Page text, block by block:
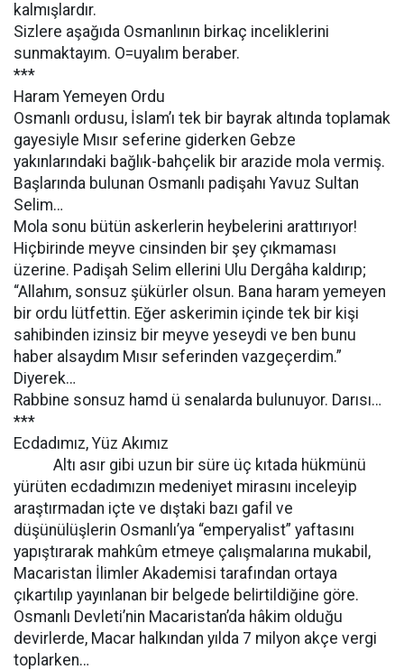
kalmışlardır.
Sizlere aşağıda Osmanlının birkaç inceliklerini
sunmaktayım. O=uyalım beraber.
***
Haram Yemeyen Ordu
Osmanlı ordusu, İslam’ı tek bir bayrak altında toplamak
gayesiyle Mısır seferine giderken Gebze
yakınlarındaki bağlık-bahçelik bir arazide mola vermiş.
Başlarında bulunan Osmanlı padişahı Yavuz Sultan
Selim…
Mola sonu bütün askerlerin heybelerini arattırıyor!
Hiçbirinde meyve cinsinden bir şey çıkmaması
üzerine. Padişah Selim ellerini Ulu Dergâha kaldırıp;
“Allahım, sonsuz şükürler olsun. Bana haram yemeyen
bir ordu lütfettin. Eğer askerimin içinde tek bir kişi
sahibinden izinsiz bir meyve yeseydi ve ben bunu
haber alsaydım Mısır seferinden vazgeçerdim.”
Diyerek…
Rabbine sonsuz hamd ü senalarda bulunuyor. Darısı…
***
Ecdadımız, Yüz Akımız
Altı asır gibi uzun bir süre üç kıtada hükmünü
yürüten ecdadımızın medeniyet mirasını inceleyip
araştırmadan içte ve dıştaki bazı gafil ve
düşünülüşlerin Osmanlı’ya “emperyalist” yaftasını
yapıştırarak mahkûm etmeye çalışmalarına mukabil,
Macaristan İlimler Akademisi tarafından ortaya
çıkartılıp yayınlanan bir belgede belirtildiğine göre.
Osmanlı Devleti’nin Macaristan’da hâkim olduğu
devirlerde, Macar halkından yılda 7 milyon akçe vergi
toplarken…